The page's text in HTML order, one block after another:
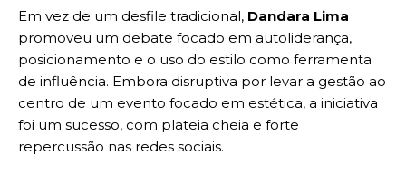
Em vez de um desfile tradicional, Dandara Lima
promoveu um debate focado em autoliderança,
posicionamento e o uso do estilo como ferramenta
de influência. Embora disruptiva por levar a gestão ao
centro de um evento focado em estética, a iniciativa
foi um sucesso, com plateia cheia e forte
repercussão nas redes sociais.